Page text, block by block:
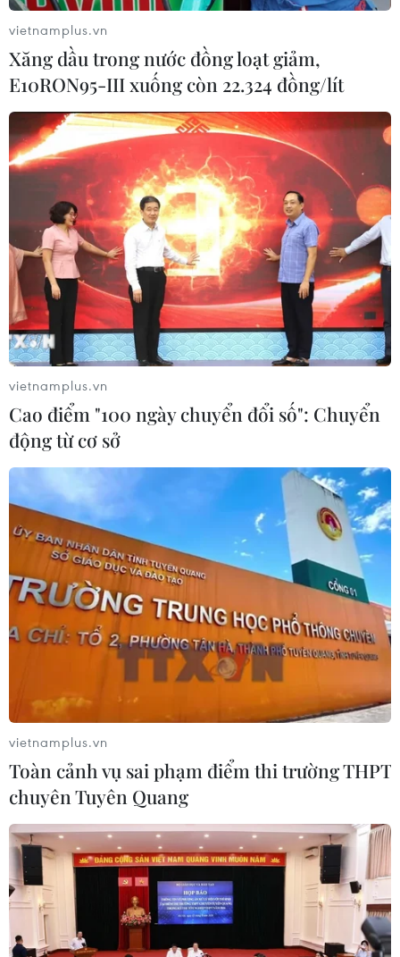
vietnamplus.vn
Xăng dầu trong nước đồng loạt giảm,
E10RON95-III xuống còn 22.324 đồng/lít
vietnamplus.vn
Cao điểm "100 ngày chuyển đổi số": Chuyển
động từ cơ sở
vietnamplus.vn
Toàn cảnh vụ sai phạm điểm thi trường THPT
chuyên Tuyên Quang